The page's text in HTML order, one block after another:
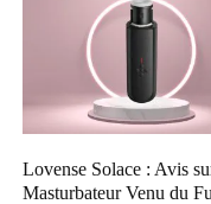
Lovense Solace : Avis
Masturbateur Venu du